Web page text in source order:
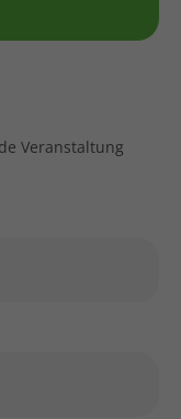
Veranstaltung